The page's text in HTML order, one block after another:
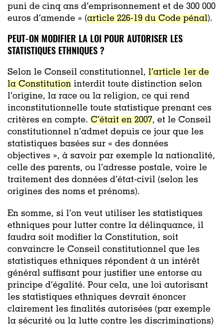
puni de cinq ans d’emprisonnement et de 300 000
euros d’amende » (article 226-19 du Code pénal).
PEUT-ON MODIFIER LA LOI POUR AUTORISER LES
STATISTIQUES ETHNIQUES ?
Selon le Conseil constitutionnel, l’article 1er de
la Constitution interdit toute distinction selon
l’origine, la race ou la religion, ce qui rend
inconstitutionnelle toute statistique prenant ces
critères en compte. C’était en 2007, et le Conseil
constitutionnel n’admet depuis ce jour que les
statistiques basées sur « des données
objectives », à savoir par exemple la nationalité,
celle des parents, ou l’adresse postale, voire le
traitement des données d’état-civil (selon les
origines des noms et prénoms).
En somme, si l’on veut utiliser les statistiques
ethniques pour lutter contre la délinquance, il
faudra soit modifier la Constitution, soit
convaincre le Conseil constitutionnel que les
statistiques ethniques répondent à un intérêt
général suffisant pour justifier une entorse au
principe d’égalité. Pour cela, une loi autorisant
les statistiques ethniques devrait énoncer
clairement les finalités autorisées (par exemple
la sécurité ou la lutte contre les discriminations)